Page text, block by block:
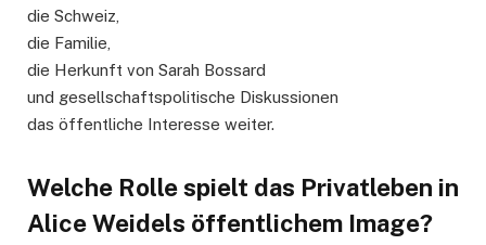
die Schweiz,
die Familie,
die Herkunft von Sarah Bossard
und gesellschaftspolitische Diskussionen
das öffentliche Interesse weiter.
Welche Rolle spielt das Privatleben in
Alice Weidels öffentlichem Image?